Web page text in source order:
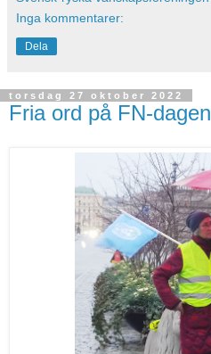
Inga kommentarer:
Dela
torsdag 27 oktober 2022
Fria ord på FN-dagen